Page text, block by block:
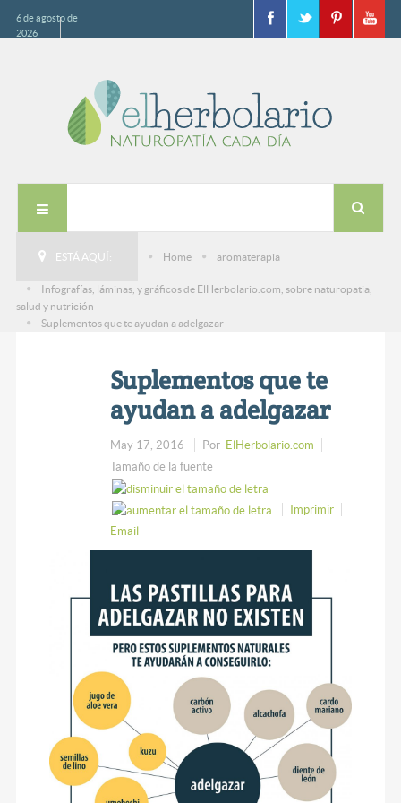
6 de agosto de
2026
ESTÁ AQUÍ: Home aromaterapia
Infografías, láminas, y gráficos de ElHerbolario.com, sobre naturopatia,
salud y nutrición
Suplementos que te ayudan a adelgazar
Suplementos que te
ayudan a adelgazar
May 17, 2016 Por ElHerbolario.com
Tamaño de la fuente
Imprimir
Email